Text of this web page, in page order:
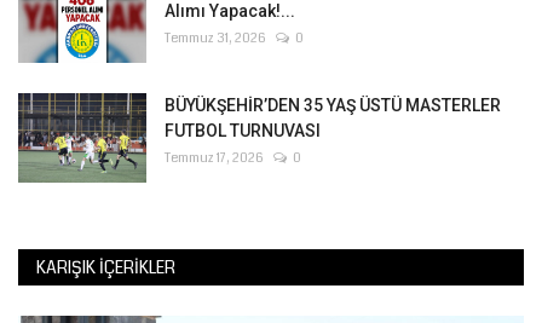
Alımı Yapacak!...
Temmuz 31, 2026 0
BÜYÜKŞEHİR’DEN 35 YAŞ ÜSTÜ MASTERLER
FUTBOL TURNUVASI
Temmuz 17, 2026 0
KARIŞIK İÇERIKLER